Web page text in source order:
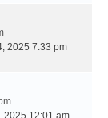
2025 7:33 pm
2025 12:01 am